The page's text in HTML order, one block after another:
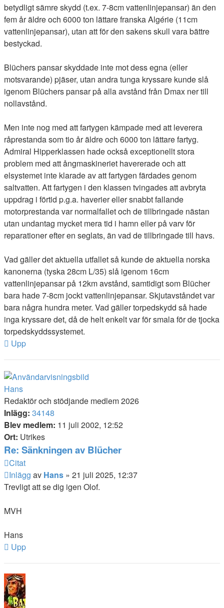
betydligt sämre skydd (t.ex. 7-8cm vattenlinjepansar) än den
fem år äldre och 6000 ton lättare franska Algérie (11cm
vattenlinjepansar), utan att för den sakens skull vara bättre
bestyckad.
Blüchers pansar skyddade inte mot dess egna (eller
motsvarande) pjäser, utan andra tunga kryssare kunde slå
igenom Blüchers pansar på alla avstånd från Dmax ner till
nollavstånd.
Men inte nog med att fartygen kämpade med att leverera
råprestanda som tio år äldre och 6000 ton lättare fartyg.
Admiral Hipperklassen hade också exceptionellt stora
problem med att ångmaskineriet havererade och att
elsystemet inte klarade av att fartygen färdades genom
saltvatten. Att fartygen i den klassen tvingades att avbryta
uppdrag i förtid p.g.a. haverier eller snabbt fallande
motorprestanda var normalfallet och de tillbringade nästan
utan undantag mycket mera tid i hamn eller på varv för
reparationer efter en seglats, än vad de tillbringade till havs.
Vad gäller det aktuella utfallet så kunde de aktuella norska
kanonerna (tyska 28cm L/35) slå igenom 16cm
vattenlinjepansar på 12km avstånd, samtidigt som Blücher
bara hade 7-8cm jockt vattenlinjepansar. Skjutavståndet var
bara några hundra meter. Vad gäller torpedskydd så hade
inga kryssare det, då de helt enkelt var för smala för de tjocka
torpedskyddssystemet.
Upp
Hans
Redaktör och stödjande medlem 2026
Inlägg: 34148
Blev medlem: 11 juli 2002, 12:52
Ort: Utrikes
Re: Sänkningen av Blücher
Citat
Inlägg av Hans » 21 juli 2025, 12:37
Trevligt att se dig igen Olof.
MVH
Hans
Upp